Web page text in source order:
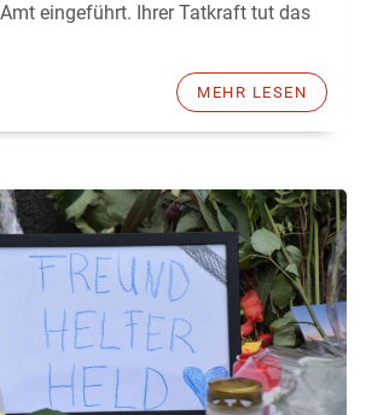
eingeführt. Ihrer Tatkraft tut das
MEHR LESEN